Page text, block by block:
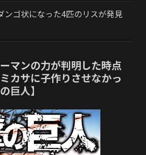
ンゴ状になった4匹のリスが発見
ーマンの力が判明した時点
カサに子作りさせなかっ
巨人】